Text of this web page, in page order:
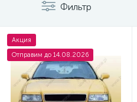
Фильтр
Акция
Отправим до 14.08.2026